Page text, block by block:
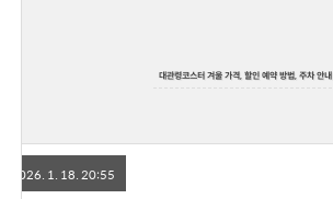
대관령코스터 겨울 가격, 할인 예약 방법, 주차 안내
2026. 1. 18. 20:55